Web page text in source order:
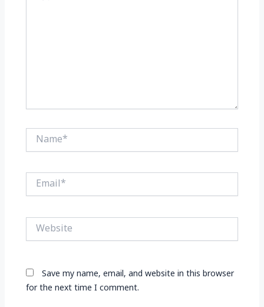
Name*
Email*
Website
Save my name, email, and website in this browser
for the next time I comment.